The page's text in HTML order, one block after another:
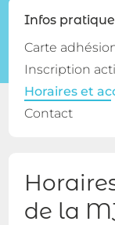
Infos
Carte
Inscription
Horaires et
Contact
de la